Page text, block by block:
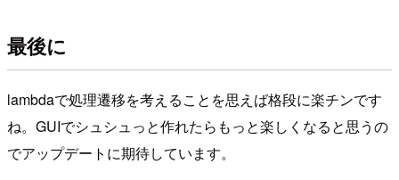
最後に
lambdaで処理遷移を考えることを思えば格段に楽チンです
ね。GUIでシュシュっと作れたらもっと楽しくなると思うの
でアップデートに期待しています。